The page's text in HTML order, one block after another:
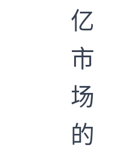
亿
市
场
的